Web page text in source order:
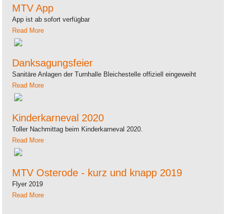
MTV App
App ist ab sofort verfügbar
Read More
Danksagungsfeier
Sanitäre Anlagen der Turnhalle Bleichestelle offiziell eingeweiht
Read More
Kinderkarneval 2020
Toller Nachmittag beim Kinderkarneval 2020.
Read More
MTV Osterode - kurz und knapp 2019
Flyer 2019
Read More